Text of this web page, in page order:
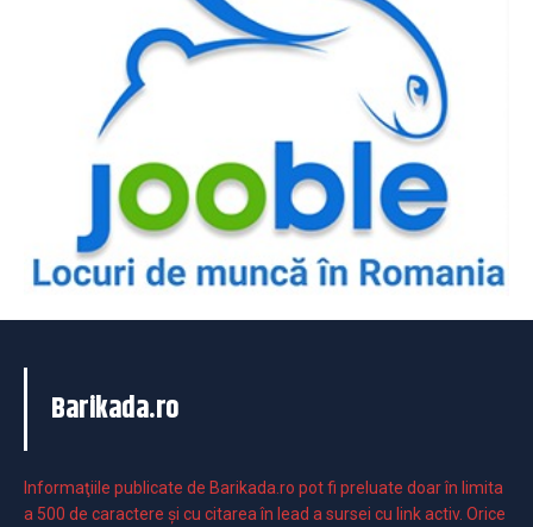
Barikada.ro
Informaţiile publicate de Barikada.ro pot fi preluate doar în limita
a 500 de caractere şi cu citarea în lead a sursei cu link activ. Orice